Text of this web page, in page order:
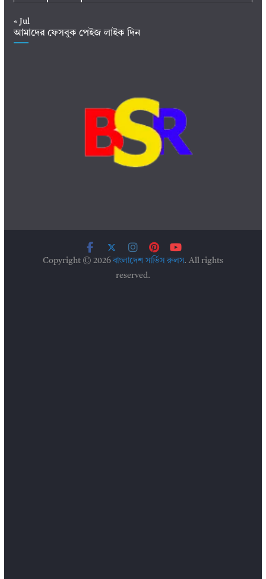
« Jul
আমাদের ফেসবুক পেইজ লাইক দিন
Copyright © 2026বাংলাদেশ সার্ভিস রুলস. All rights
reserved.